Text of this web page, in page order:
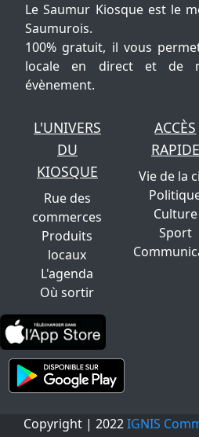
Le Saumur Kiosque est le
Saumurois.
100% gratuit, il vous
locale en direct et de
évènement.
L'UNIVERS
DU
KIOSQUE
Rue des
commerces
Produits
locaux
L'agenda
Où sortir
ACCÈS
RAPIDE
Vie de la
Culture
Sport
Copyright | 2022IGNIS